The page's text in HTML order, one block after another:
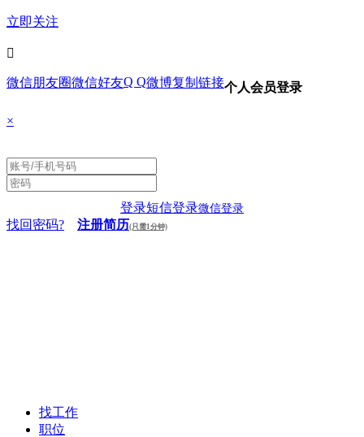
立即关注

微信朋友圈微信好友Q Q微博复制链接个人会员登录
×
登录短信登录微信登录
找回密码? 注册简历(只需1分钟)
找工作
职位